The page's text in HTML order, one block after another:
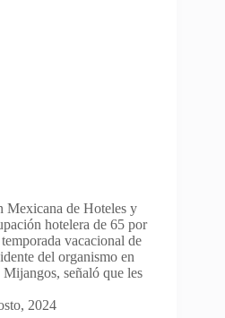
Mexicana de Hoteles y
hotelera de 65 por
vacacional de
del organismo en
señaló que les
2024